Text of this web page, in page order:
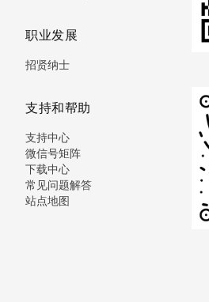
职业发展
招贤纳士
支持和帮助
支持中心
微信号矩阵
下载中心
常见问题解答
站点地图